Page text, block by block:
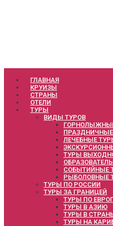
ГЛАВНАЯ
КРУИЗЫ
СТРАНЫ
ОТЕЛИ
ТУРЫ
ВИДЫ ТУРОВ
ЛЕЧЕБНЫЕ
ТУРЫ
СОБЫТИЙНЫЕ
РЫБОЛОВНЫЕ
ТУРЫ ПО РОССИИ
ТУРЫ ЗА ГРАНИЦЕЙ
ТУРЫ ПО
ТУРЫ В АЗИЮ
ТУРЫ В
ТУРЫ НА